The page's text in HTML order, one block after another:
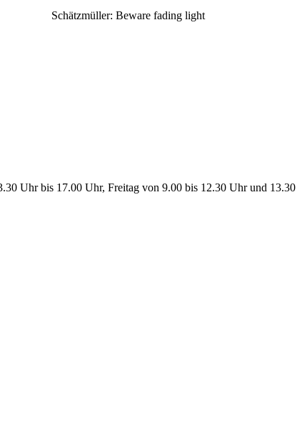
Schätzmüller: Beware fading light
Uhr bis 17.00 Uhr, Freitag von 9.00 bis 12.30 Uhr und